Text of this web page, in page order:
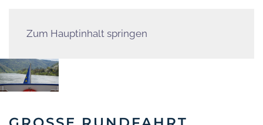
Zum Hauptinhalt springen